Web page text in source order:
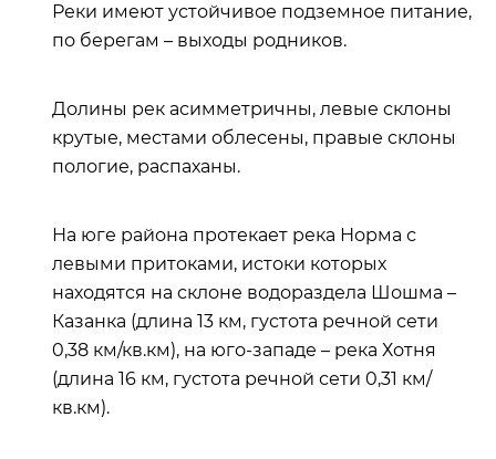
Реки имеют устойчивое подземное питание,
по берегам – выходы родников.
Долины рек асимметричны, левые склоны
крутые, местами облесены, правые склоны
пологие, распаханы.
На юге района протекает река Норма с
левыми притоками, истоки которых
находятся на склоне водораздела Шошма –
Казанка (длина 13 км, густота речной сети
0,38 км/кв.км), на юго-западе – река Хотня
(длина 16 км, густота речной сети 0,31 км/
кв.км).